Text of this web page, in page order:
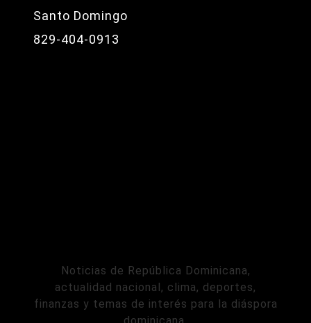
Santo Domingo
829-404-0913
Noticias de República Dominicana,
actualidad nacional, clima, deportes,
finanzas y temas de interés para la diáspora
dominicana.